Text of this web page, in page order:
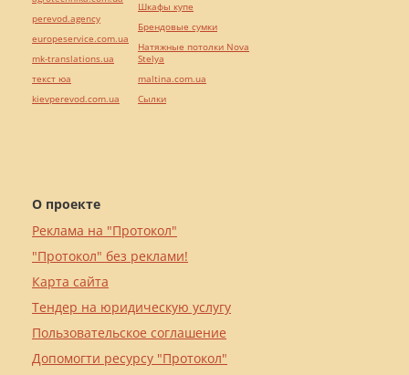
О проекте
Реклама на "Протокол"
"Протокол" без реклами!
Карта сайта
Тендер на юридическую услугу
Пользовательское соглашение
Допомогти ресурсу "Протокол"
perevod.agency
europeservice.com.ua
mk-translations.ua
текст юа
kievperevod.com.ua
Шкафы купе
Брендовые сумки
Натяжные потолки Nova
Stelya
maltina.com.ua
Cылки